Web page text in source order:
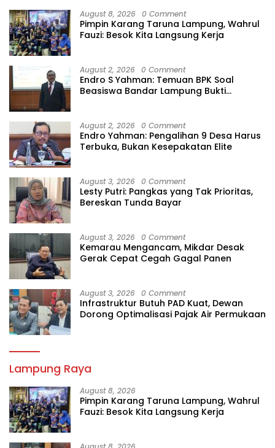
August 8, 2026 0 Comment
Pimpin Karang Taruna Lampung, Wahrul
Fauzi: Besok Kita Langsung Kerja
August 2, 2026 0 Comment
Endro S Yahman: Temuan BPK Soal
Beasiswa Bandar Lampung Bukti
August 2, 2026 0 Comment
Endro Yahman: Pengalihan 9 Desa Harus
Terbuka, Bukan Kesepakatan Elite
August 3, 2026 0 Comment
Lesty Putri: Pangkas yang Tak Prioritas,
Bereskan Tunda Bayar
August 3, 2026 0 Comment
Kemarau Mengancam, Mikdar Desak
Gerak Cepat Cegah Gagal Panen
August 3, 2026 0 Comment
Infrastruktur Butuh PAD Kuat, Dewan
Dorong Optimalisasi Pajak Air Permukaan
Lampung Raya
August 8, 2026
Pimpin Karang Taruna Lampung, Wahrul
Fauzi: Besok Kita Langsung Kerja